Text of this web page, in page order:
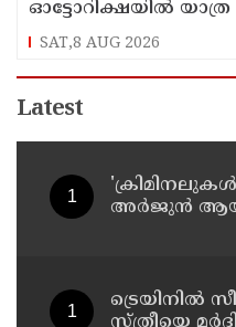
ഓട്ടോറിക്ഷയില്‍ യാത്ര
സുരേഷ് ഗോപി
SAT,8 AUG 2026
Latest
അർജുൻ
ട്രെയിനിൽ
സ്ത്രീയെ